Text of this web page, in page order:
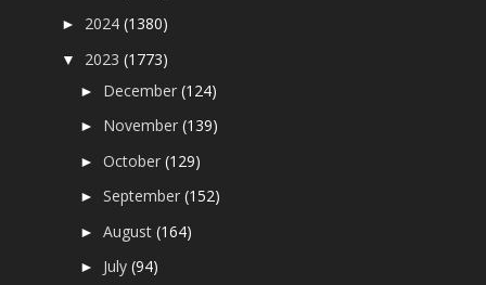
► 2024(1380)
▼ 2023(1773)
► December(124)
► November(139)
►October(129)
►September(152)
►August(164)
► July(94)